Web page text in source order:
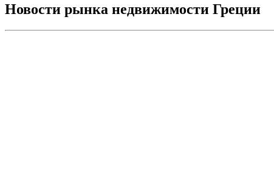
Новости рынка недвижимости Греции